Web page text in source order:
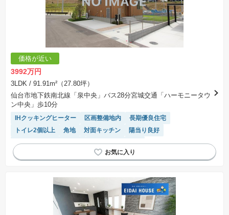
価格が近い
3992万円
3LDK / 91.91m²（27.80坪）
仙台市地下鉄南北線「泉中央」バス28分宮城交通「ハーモニータウ
ン中央」歩10分
IHクッキングヒーター 区画整備地内
長期優良住宅
トイレ2個以上
角地 対面キッチン
陽当り良好
接面道路の幅が６m以上
浴室乾燥機 WIC